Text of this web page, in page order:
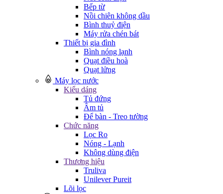
Bếp từ
Nồi chiên không dầu
Bình thuỷ điện
Máy rửa chén bát
Thiết bị gia đình
Bình nóng lạnh
Quạt điều hoà
Quạt lửng
Máy lọc nước
Kiểu dáng
Tủ đứng
Âm tủ
Để bàn - Treo tường
Chức năng
Lọc Ro
Nóng - Lạnh
Không dùng điện
Thương hiệu
Truliva
Unilever Pureit
Lõi lọc